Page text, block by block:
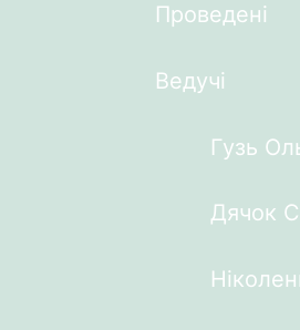
Проведені
Ведучі
Гузь
Дячок